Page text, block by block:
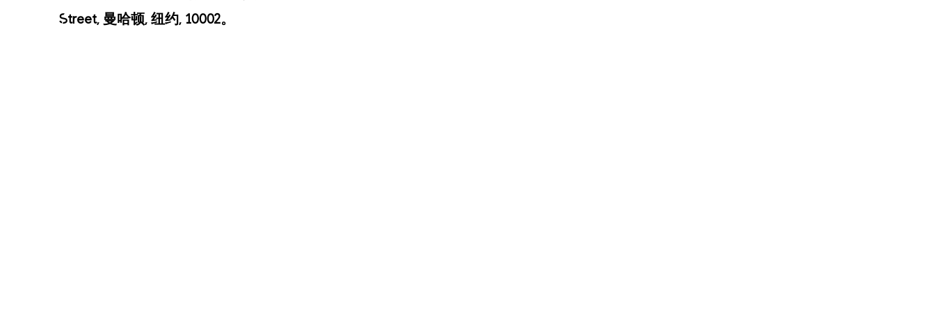
Street, 曼哈顿, 纽约, 10002。